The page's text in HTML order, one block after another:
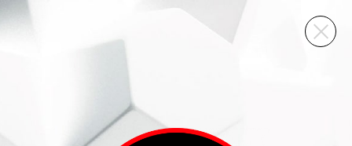
ВИННЫЙ СКЛАД